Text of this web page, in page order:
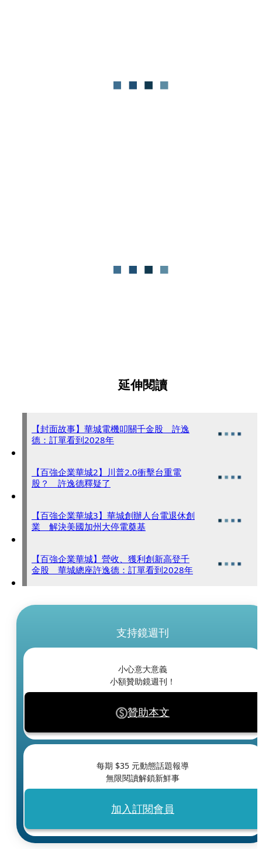
延伸閱讀
【封面故事】華城電機叩關千金股 許逸
德：訂單看到2028年
【百強企業華城2】川普2.0衝擊台重電
股？ 許逸德釋疑了
【百強企業華城3】華城創辦人台電退休創
業 解決美國加州大停電奠基
【百強企業華城】營收、獲利創新高登千
金股 華城總座許逸德：訂單看到2028年
支持鏡週刊
小心意大意義
小額贊助鏡週刊！
贊助本文
每期 $35 元動態話題報導
無限閱讀解鎖新鮮事
加入訂閱會員